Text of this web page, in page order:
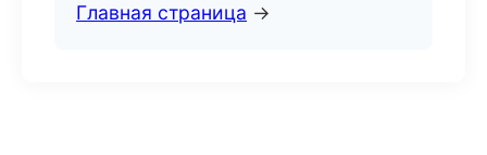
Главная страница →